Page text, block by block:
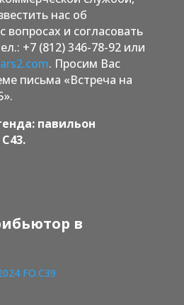
нас об
и согласовать
+7 (812) 346-78-92 или
. Просим Вас
письма «Встреча на
павильон
в